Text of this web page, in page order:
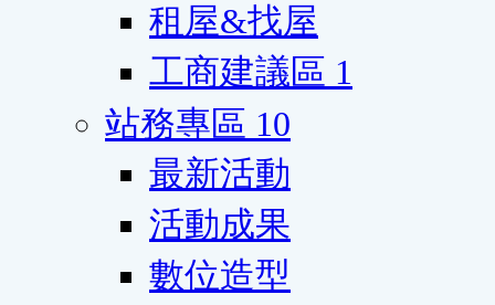
租屋&找屋
工商建議區 1
站務專區 10
最新活動
活動成果
數位造型